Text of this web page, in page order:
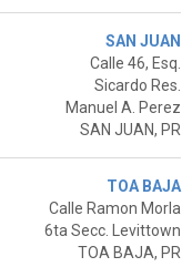
SAN JUAN
Calle 46, Esq.
Sicardo Res.
Manuel A. Perez
SAN JUAN, PR
TOA BAJA
Calle Ramon Morla
6ta Secc. Levittown
TOA BAJA, PR